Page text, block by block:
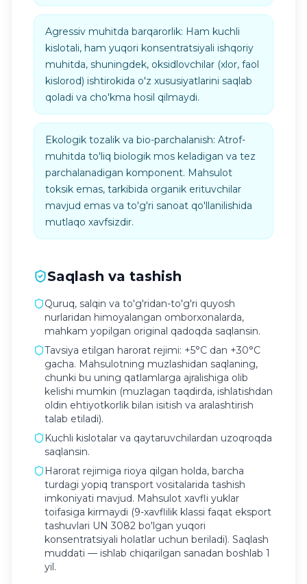
Agressiv muhitda barqarorlik: Ham kuchli
kislotali, ham yuqori konsentratsiyali ishqoriy
muhitda, shuningdek, oksidlovchilar (xlor, faol
kislorod) ishtirokida o'z xususiyatlarini saqlab
qoladi va cho'kma hosil qilmaydi.
Ekologik tozalik va bio-parchalanish: Atrof-
muhitda to'liq biologik mos keladigan va tez
parchalanadigan komponent. Mahsulot
toksik emas, tarkibida organik erituvchilar
mavjud emas va to'g'ri sanoat qo'llanilishida
mutlaqo xavfsizdir.
Saqlash va tashish
Quruq, salqin va to'g'ridan-to'g'ri quyosh
nurlaridan himoyalangan omborxonalarda,
mahkam yopilgan original qadoqda saqlansin.
Tavsiya etilgan harorat rejimi: +5°C dan +30°C
gacha. Mahsulotning muzlashidan saqlaning,
chunki bu uning qatlamlarga ajralishiga olib
kelishi mumkin (muzlagan taqdirda, ishlatishdan
oldin ehtiyotkorlik bilan isitish va aralashtirish
talab etiladi).
Kuchli kislotalar va qaytaruvchilardan uzoqroqda
saqlansin.
Harorat rejimiga rioya qilgan holda, barcha
turdagi yopiq transport vositalarida tashish
imkoniyati mavjud. Mahsulot xavfli yuklar
toifasiga kirmaydi (9-xavflilik klassi faqat eksport
tashuvlari UN 3082 bo'lgan yuqori
konsentratsiyali holatlar uchun beriladi). Saqlash
muddati — ishlab chiqarilgan sanadan boshlab 1
yil.